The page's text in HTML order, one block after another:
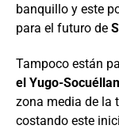
banquillo y este
para el futuro de
Tampoco están
el Yugo-
zona media de la
costando este